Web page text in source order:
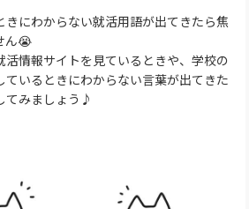
にわからない就活用語が出てきたら焦
ん😭
活情報サイトを見ているときや、学校の
ているときにわからない言葉が出てきた
てみましょう♪